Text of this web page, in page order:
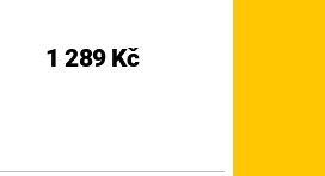
1 289 Kč